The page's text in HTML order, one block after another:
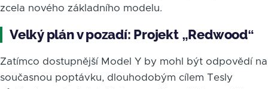
zcela nového základního modelu.
Velký plán v pozadí: Projekt „Redwood“
Zatímco dostupnější Model Y by mohl být odpovědí na
současnou poptávku, dlouhodobým cílem Tesly